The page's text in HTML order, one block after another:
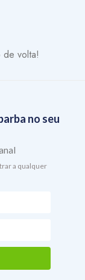
volta!
no seu
a qualquer